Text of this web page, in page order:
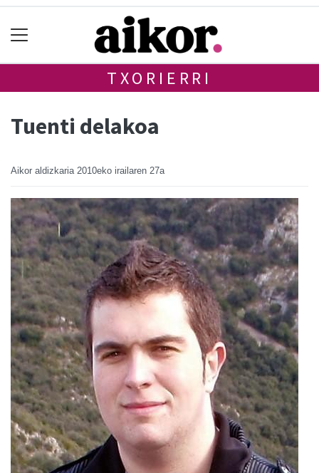
TXORIERRI
Tuenti delakoa
Aikor aldizkaria 2010eko irailaren 27a